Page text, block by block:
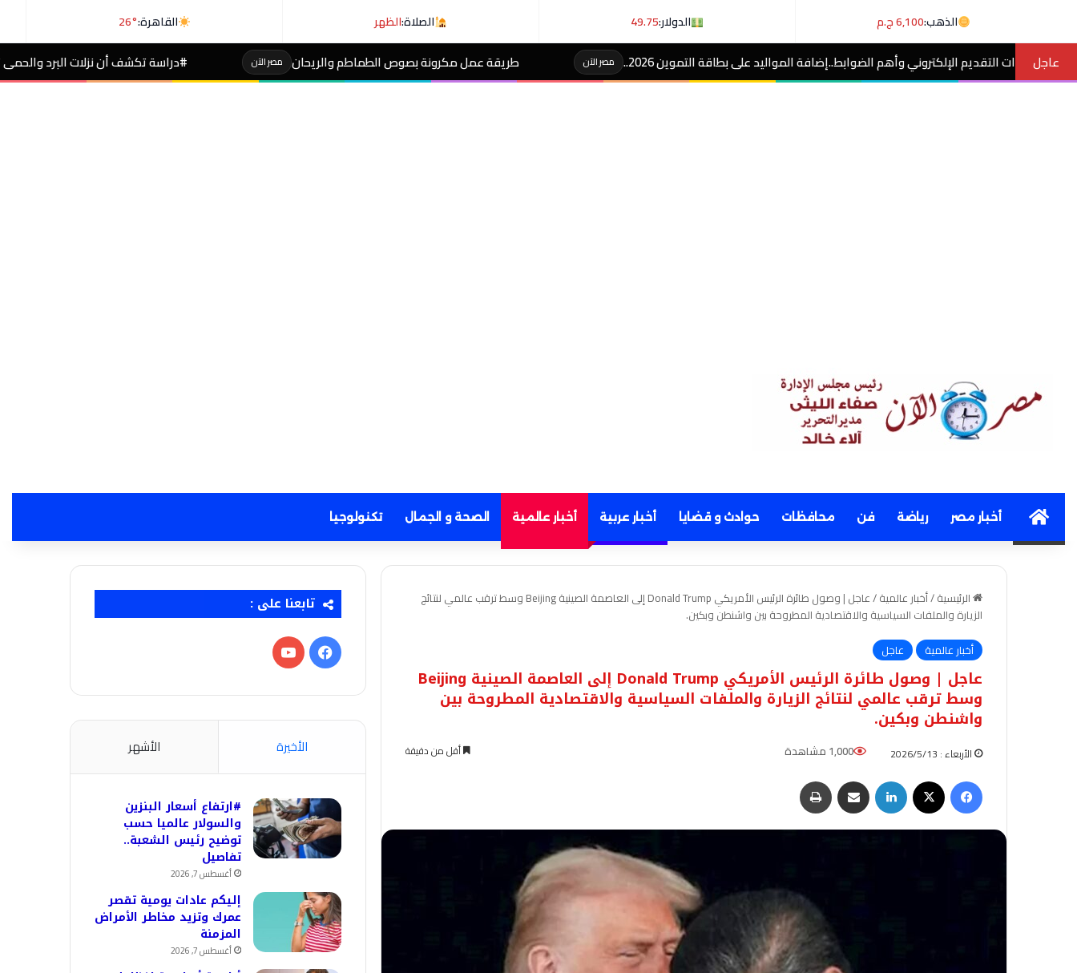
الذهب:6,100 ج.م الدولار:49.75 الصلاة:الظهر القاهرة:26°
عاجل
الإلكتروني وأهم الضوابط..إضافة المواليد على بطاقة التموين 2026.. مصر الآن طريقة عمل مكرونة بصوص الطماطم والريحان مصر الآن #دراسة تكشف أن نزلات البرد والحمى تزيد خطر
Homeأخبار مصر رياضة فن محافظات حوادث و قضايا أخبار عربية أخبار عالمية الصحة و الجمال تكنولوجيا
الرئيسية/أخبار عالمية/
عاجل | وصول طائرة الرئيس الأمريكي Donald Trump إلى العاصمة الصينية Beijing وسط ترقب عالمي لنتائج
الزيارة والملفات السياسية والاقتصادية المطروحة بين واشنطن وبكين.
أخبار عالمية
عاجل
عاجل | وصول طائرة الرئيس الأمريكي Donald Trump إلى العاصمة الصينية Beijing
وسط ترقب عالمي لنتائج الزيارة والملفات السياسية والاقتصادية المطروحة بين
واشنطن وبكين.
الأربعاء : 2026/5/13 أقل من دقيقة
1,000 مشاهدة
فيسبوك
لينكدإن مشاركة عبر البريد
تابعنا على :
فيسبوك‫YouTube
الأخيرة الأشهر
#ارتفاع أسعار البنزين
والسولار عالميا حسب
توضيح رئيس الشعبة..
تفاصيل
أغسطس 7, 2026
إليكم عادات يومية تقصر
عمرك وتزيد مخاطر الأمراض
المزمنة
أغسطس 7, 2026